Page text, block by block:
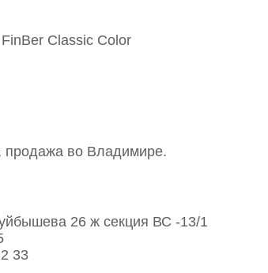
Classic Color
продажа во Владимире.
26 ж секция ВС -13/1
33